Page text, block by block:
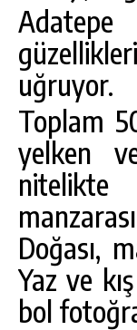
uğruyor.
Toplam
yelken
nitelikte
Doğası,
Yaz ve
bol